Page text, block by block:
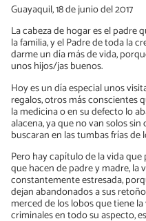
Guayaquil, 18 de junio del 2017
La cabeza de hogar es el padre
la familia, y el Padre de toda la
darme un día más de vida,
unos hijos/jas buenos.
Hoy es un día especial unos
regalos, otros más conscientes
la medicina o en su defecto lo
alacena, ya que no van solos
buscaran en las tumbas frías de
Pero hay capítulo de la vida
que hacen de padre y madre, la
constantemente estresada,
dejan abandonados a sus
merced de los lobos que tiene
criminales en todo su aspecto,